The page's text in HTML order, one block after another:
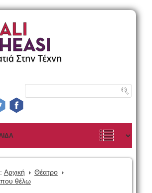
Αρχική
Θέατρο
θέλω